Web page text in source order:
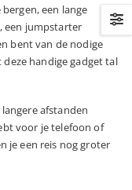
een lange
een jumpstarter
bent van de nodige
handige gadget tal
afstanden
voor je telefoon of
je een reis nog groter